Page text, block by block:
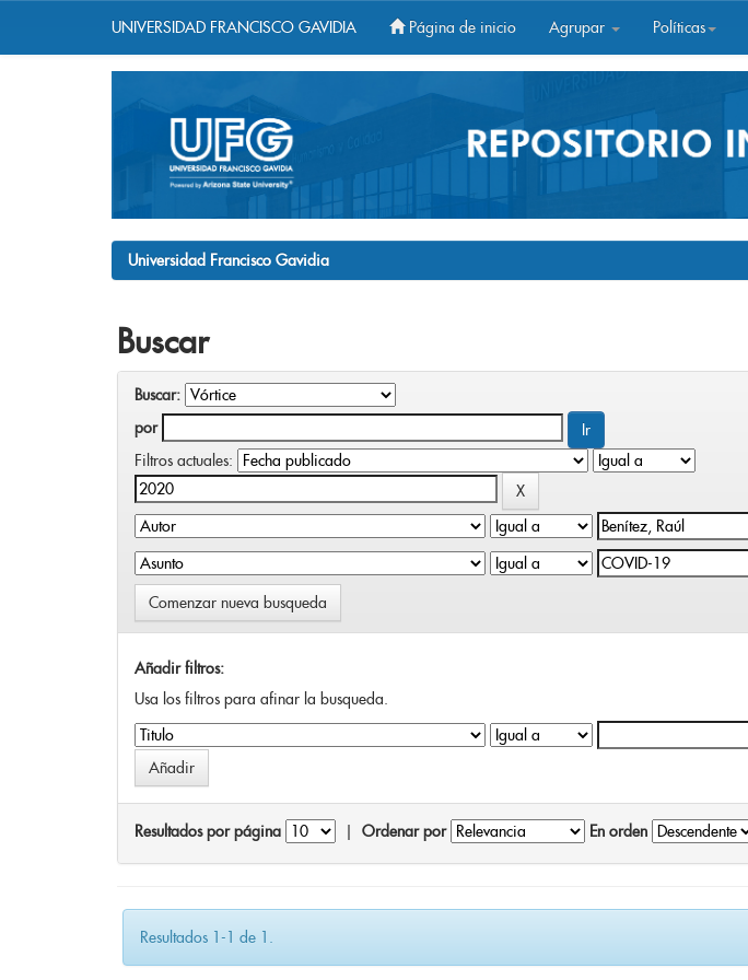
UNIVERSIDAD FRANCISCO GAVIDIA Página de inicio Agrupar Políticas
Universidad Francisco Gavidia
Buscar
Buscar:
por
Filtros actuales:
Comenzar nueva busqueda
Añadir filtros:
Usa los filtros para afinar la busqueda.
Resultados por página Ordenar por En orden
Resultados 1-1 de 1.